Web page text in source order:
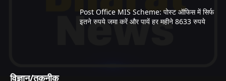
Post Office MIS Scheme: पोस्ट ऑफिस में सिर्फ
इतने रुपये जमा करें और पायें हर महीने 8633 रुपये
विज्ञान/तकनीक